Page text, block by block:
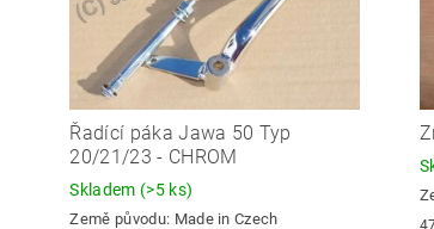
Řadící páka Jawa 50 Typ
20/21/23 - CHROM
Skladem (>5 ks)
Země původu: Made in Czech